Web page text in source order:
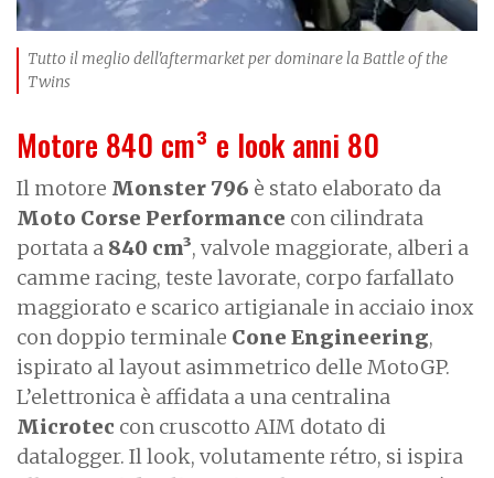
Tutto il meglio dell'aftermarket per dominare la Battle of the
Twins
Motore 840 cm³ e look anni 80
Il motore Monster 796 è stato elaborato da
Moto Corse Performance con cilindrata
portata a 840 cm³, valvole maggiorate, alberi a
camme racing, teste lavorate, corpo farfallato
maggiorato e scarico artigianale in acciaio inox
con doppio terminale Cone Engineering,
ispirato al layout asimmetrico delle MotoGP.
L’elettronica è affidata a una centralina
Microtec con cruscotto AIM dotato di
datalogger. Il look, volutamente rétro, si ispira